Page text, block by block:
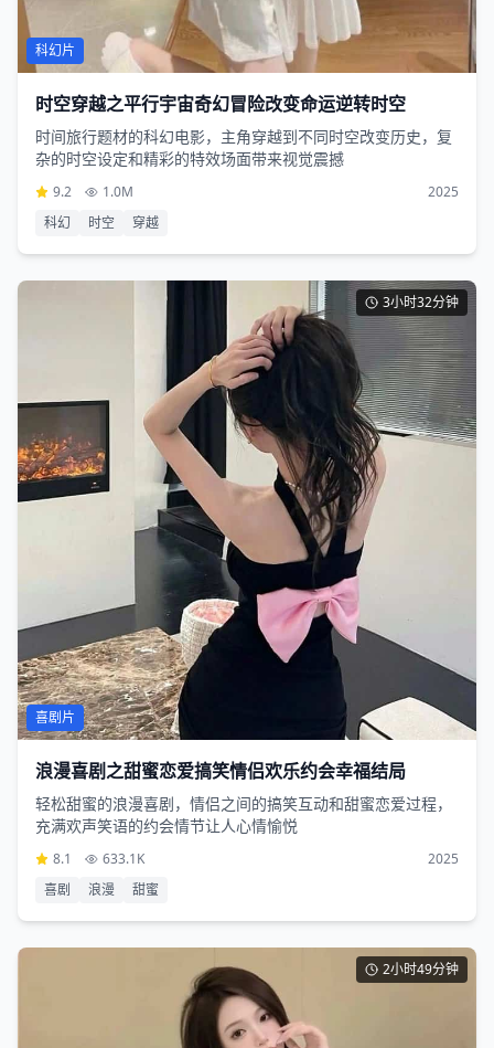
科幻片
时空穿越之平行宇宙奇幻冒险改变命运逆转时空
时间旅行题材的科幻电影，主角穿越到不同时空改变历史，复
杂的时空设定和精彩的特效场面带来视觉震撼
9.2 1.0M
2025
科幻
时空 穿越
3小时32分钟
喜剧片
浪漫喜剧之甜蜜恋爱搞笑情侣欢乐约会幸福结局
轻松甜蜜的浪漫喜剧，情侣之间的搞笑互动和甜蜜恋爱过程，
充满欢声笑语的约会情节让人心情愉悦
8.1 633.1K
2025
喜剧
浪漫 甜蜜
2小时49分钟